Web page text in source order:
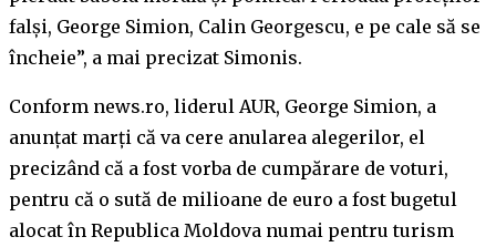
falşi, George Simion, Calin Georgescu, e pe cale să se
încheie”, a mai precizat Simonis.
Conform news.ro, liderul AUR, George Simion, a
anunţat marţi că va cere anularea alegerilor, el
precizând că a fost vorba de cumpărare de voturi,
pentru că o sută de milioane de euro a fost bugetul
alocat în Republica Moldova numai pentru turism